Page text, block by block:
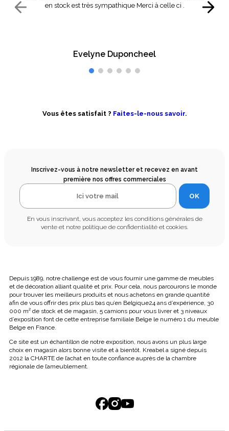
en stock est très sympathique Merci à celle ci .
Evelyne Duponcheel
Vous êtes satisfait ? Faites-le-nous savoir.
Inscrivez-vous à notre newsletter et recevez en avant
première nos offres commerciales
OK
En vous inscrivant, vous acceptez les conditions générales de
vente et notre politique de confidentialité et cookies.
Depuis 1989, notre challenge est de vous fournir une gamme de meubles
et de décoration alliant qualité et prix. Pour cela, nous parcourons le monde
pour trouver les meilleurs produits et nous achetons en grande quantité
afin de vous offrir des prix plus bas qu’en Belgique24 ans d’expérience, 30
000 m² de stock et de magasin, 5 camions pour vous livrer et 3 niveaux
d’exposition font de cette entreprise familiale Belge le numéro 1 du meuble
Belge en France.
Ce site est un échantillon de notre exposition, nous avons un plus large
choix en magasin alors bonne visite et à bientôt. Kreabel a signé depuis
2012 la CHARTE de l’achat en toute confiance auprès de la chambre
régionale de l’ameublement.